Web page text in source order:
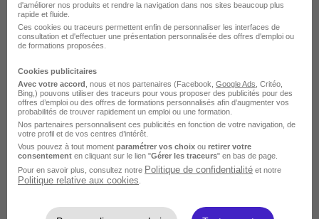
Courte
d'améliorer nos produits et rendre la navigation dans nos sites beaucoup plus
rapide et fluide.
Ces cookies ou traceurs permettent enfin de personnaliser les interfaces de
consultation et d'effectuer une présentation personnalisée des offres d'emploi ou
de formations proposées.
Cookies publicitaires
Avec votre accord , nous et nos partenaires (Facebook, Google Ads , Critéo,
Bing,) pouvons utiliser des traceurs pour vous proposer des publicités pour des
offres d’emploi ou des offres de formations personnalisés afin d’augmenter vos
probabilités de trouver rapidement un emploi ou une formation.
Nos partenaires personnalisent ces publicités en fonction de votre navigation, de
votre profil et de vos centres d’intérêt.
Vous pouvez à tout moment paramétrer vos choix ou retirer votre
consentement en cliquant sur le lien "Gérer les traceurs" en bas de page.
Pour en savoir plus, consultez notre Politique de confidentialité et notre
Politique relative aux cookies